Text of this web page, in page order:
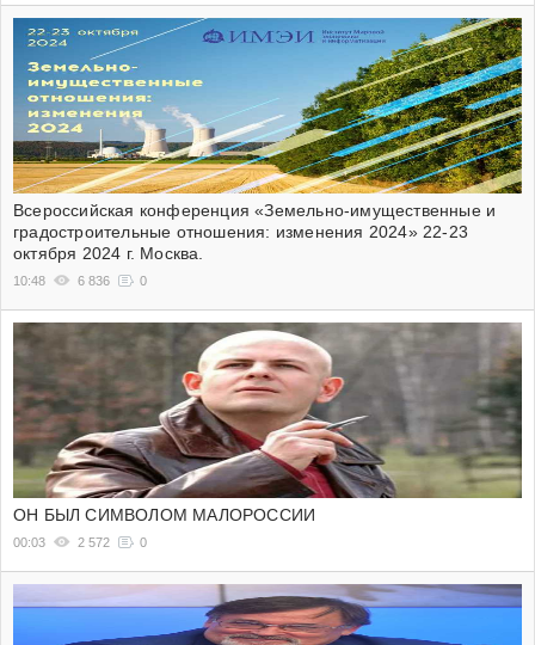
Всероссийская конференция «Земельно-имущественные и
градостроительные отношения: изменения 2024» 22-23
октября 2024 г. Москва.
10:48 6 836 0
ОН БЫЛ СИМВОЛОМ МАЛОРОССИИ
00:03 2 572 0